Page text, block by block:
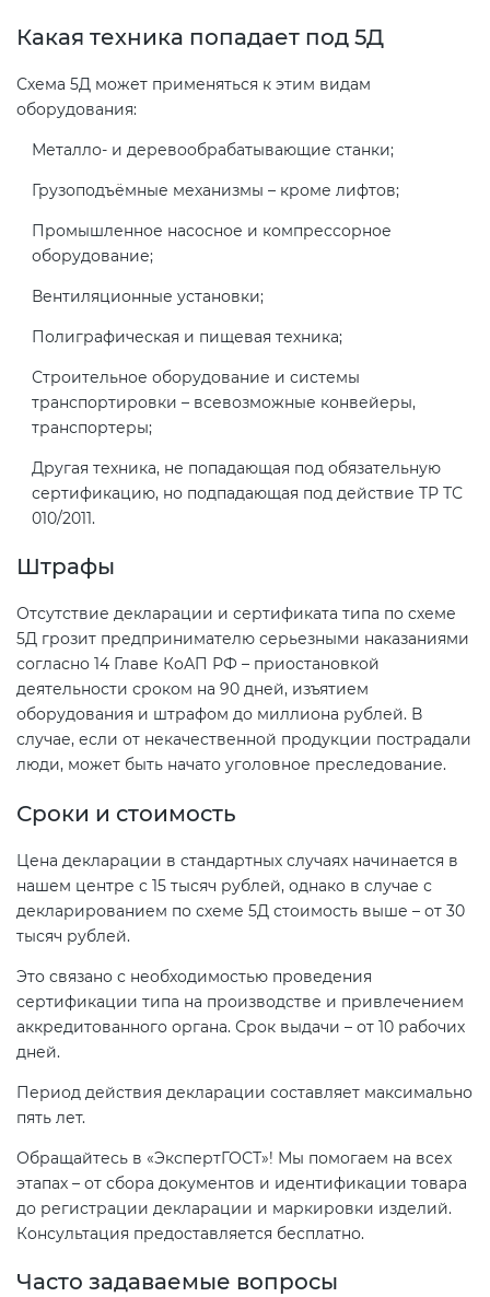
Какая техника попадает под 5Д
Схема 5Д может применяться к этим видам
оборудования:
Металло- и деревообрабатывающие станки;
Грузоподъёмные механизмы – кроме лифтов;
Промышленное насосное и компрессорное
оборудование;
Вентиляционные установки;
Полиграфическая и пищевая техника;
Строительное оборудование и системы
транспортировки – всевозможные конвейеры,
транспортеры;
Другая техника, не попадающая под обязательную
сертификацию, но подпадающая под действие ТР ТС
010/2011.
Штрафы
Отсутствие декларации и сертификата типа по схеме
5Д грозит предпринимателю серьезными наказаниями
согласно 14 Главе КоАП РФ – приостановкой
деятельности сроком на 90 дней, изъятием
оборудования и штрафом до миллиона рублей. В
случае, если от некачественной продукции пострадали
люди, может быть начато уголовное преследование.
Сроки и стоимость
Цена декларации в стандартных случаях начинается в
нашем центре с 15 тысяч рублей, однако в случае с
декларированием по схеме 5Д стоимость выше – от 30
тысяч рублей.
Это связано с необходимостью проведения
сертификации типа на производстве и привлечением
аккредитованного органа. Срок выдачи – от 10 рабочих
дней.
Период действия декларации составляет максимально
пять лет.
Обращайтесь в «ЭкспертГОСТ»! Мы помогаем на всех
этапах – от сбора документов и идентификации товара
до регистрации декларации и маркировки изделий.
Консультация предоставляется бесплатно.
Часто задаваемые вопросы